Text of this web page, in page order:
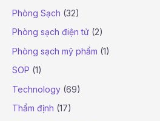
Phòng Sạch (32)
Phòng sạch điện tử (2)
Phòng sạch mỹ phẩm (1)
SOP (1)
Technology (69)
Thẩm định (17)